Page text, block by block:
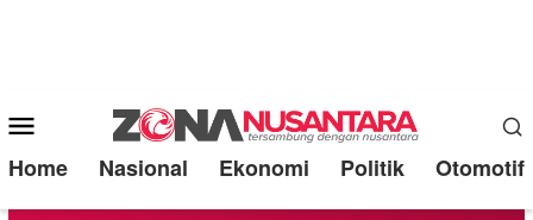
Mobile
Menu
Home Nasional Ekonomi Politik Otomotif